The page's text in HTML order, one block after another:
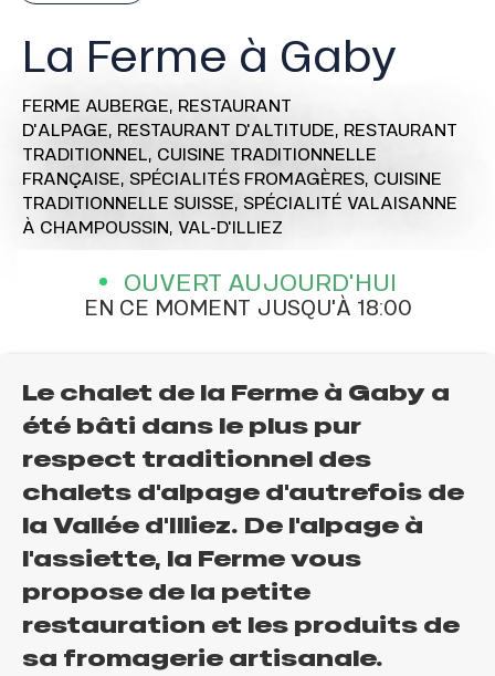
La Ferme à Gaby
FERME AUBERGE, RESTAURANT
D'ALPAGE, RESTAURANT D'ALTITUDE, RESTAURANT
TRADITIONNEL, CUISINE TRADITIONNELLE
FRANÇAISE, SPÉCIALITÉS FROMAGÈRES, CUISINE
TRADITIONNELLE SUISSE, SPÉCIALITÉ VALAISANNE
À CHAMPOUSSIN, VAL-D'ILLIEZ
OUVERT AUJOURD'HUI
EN CE MOMENT JUSQU'À 18:00
Le chalet de la Ferme à Gaby a
été bâti dans le plus pur
respect traditionnel des
chalets d'alpage d'autrefois de
la Vallée d'Illiez. De l'alpage à
l'assiette, la Ferme vous
propose de la petite
restauration et les produits de
sa fromagerie artisanale.